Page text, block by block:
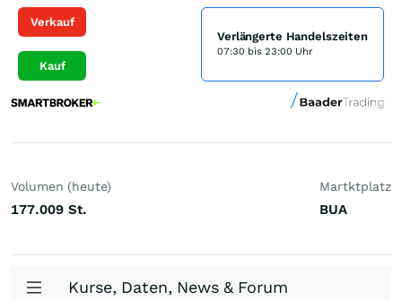
Verkauf
Kauf
Verlängerte Handelszeiten
07:30 bis 23:00 Uhr
Volumen (heute)
177.009 St.
Martktplatz
BUA
Kurse, Daten, News & Forum